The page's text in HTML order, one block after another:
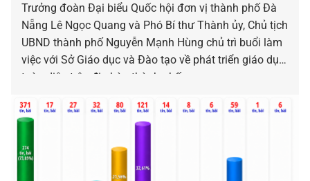
Trưởng đoàn Đại biểu Quốc hội đơn vị thành phố Đà
Nẵng Lê Ngọc Quang và Phó Bí thư Thành ủy, Chủ tịch
UBND thành phố Nguyễn Mạnh Hùng chủ trì buổi làm
việc với Sở Giáo dục và Đào tạo về phát triển giáo dục
toàn diện trên địa bàn thành phố.